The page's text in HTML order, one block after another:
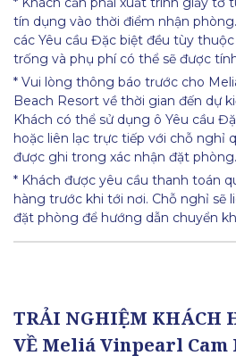
tín dụng vào thời điểm nhận
các Yêu cầu Đặc biệt đều tùy
trống và phụ phí có thể sẽ được
* Vui lòng thông báo trước cho
Beach Resort về thời gian đến dự
Khách có thể sử dụng ô Yêu cầu
hoặc liên lạc trực tiếp với chỗ nghỉ
được ghi trong xác nhận đặt phòng.
* Khách được yêu cầu thanh toán
hàng trước khi tới nơi. Chỗ nghỉ sẽ
đặt phòng để hướng dẫn chuyển
TRẢI NGHIỆM KHÁCH
VỀ Meliá Vinpearl Cam